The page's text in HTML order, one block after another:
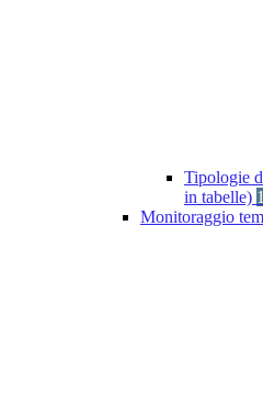
Tipologie
in tabelle) 1
Monitoraggio